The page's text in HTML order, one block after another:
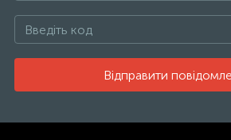
Відправити